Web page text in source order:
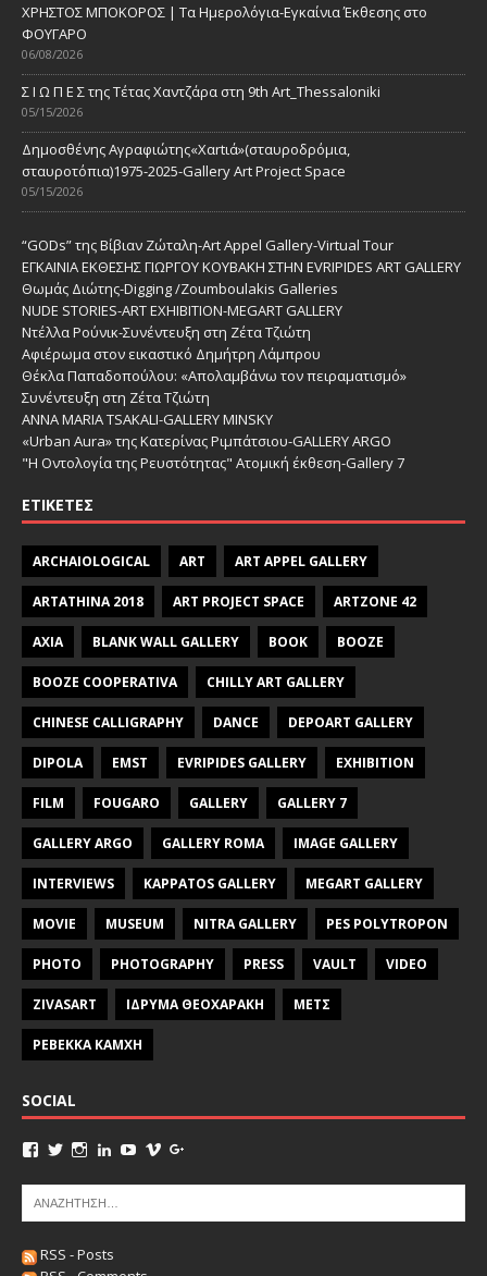
ΧΡΗΣΤΟΣ ΜΠΟΚΟΡΟΣ | Τα Ημερολόγια-Εγκαίνια Έκθεσης στο
ΦΟΥΓΑΡΟ
06/08/2026
Σ Ι Ω Π Ε Σ της Τέτας Χαντζάρα στη 9th Art_Thessaloniki
05/15/2026
Δημοσθένης Αγραφιώτης«Xαrtιά»(σταυροδρόμια,
σταυροτόπια)1975-2025-Gallery Art Project Space
05/15/2026
“GODs” της Βίβιαν Ζώταλη-Art Appel Gallery-Virtual Tour
ΕΓΚΑΙΝΙΑ ΕΚΘΕΣΗΣ ΓΙΩΡΓΟΥ ΚΟΥΒΑΚΗ ΣΤΗΝ EVRIPIDES ART GALLERY
Θωμάς Διώτης-Digging /Zoumboulakis Galleries
NUDE STORIES-ΑRT EXHIBITION-MEGART GALLERY
Ντέλλα Ρούνικ-Συνέντευξη στη Ζέτα Τζιώτη
Αφιέρωμα στον εικαστικό Δημήτρη Λάμπρου
Θέκλα Παπαδοπούλου: «Απολαμβάνω τον πειραματισμό»
Συνέντευξη στη Ζέτα Τζιώτη
ANNA MARIA TSAKALI-GALLERY MINSKY
«Urban Aura» της Κατερίνας Ριμπάτσιου-GALLERY ARGO
"Η Οντολογία της Ρευστότητας" Ατομική έκθεση-Gallery 7
ΕΤΙΚΈΤΕΣ
ARCHAIOLOGICAL ART ART APPEL GALLERY
ARTATHINA 2018 ART PROJECT SPACE ARTZONE 42
AXIA BLANK WALL GALLERY BOOK BOOZE
BOOZE COOPERATIVA CHILLY ART GALLERY
CHINESE CALLIGRAPHY DANCE DEPOART GALLERY
DIPOLA EMST EVRIPIDES GALLERY EXHIBITION
FILM FOUGARO GALLERY GALLERY 7
GALLERY ARGO GALLERY ROMA IMAGE GALLERY
INTERVIEWS KAPPATOS GALLERY MEGART GALLERY
MOVIE MUSEUM NITRA GALLERY PES POLYTROPON
PHOTO PHOTOGRAPHY PRESS VAULT VIDEO
ZIVASART ΙΔΡΥΜΑ ΘΕΟΧΑΡΑΚΗ ΜΕΤΣ
ΡΕΒΕΚΚΑ ΚΑΜΧΗ
SOCIAL
RSS - Posts